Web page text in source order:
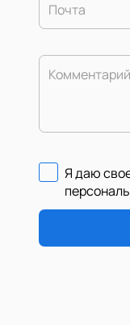
Почта
Комментарий
Я даю